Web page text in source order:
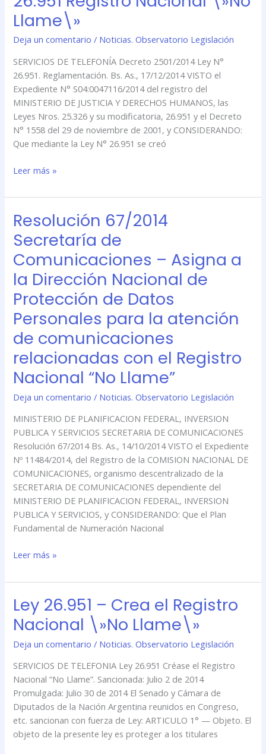
Llame\»
Deja un comentario / Noticias. Observatorio Legislación
SERVICIOS DE TELEFONÍA Decreto 2501/2014 Ley N°
26.951. Reglamentación. Bs. As., 17/12/2014 VISTO el
Expediente N° S04:0047116/2014 del registro del
MINISTERIO DE JUSTICIA Y DERECHOS HUMANOS, las
Leyes Nros. 25.326 y su modificatoria, 26.951 y el Decreto
N° 1558 del 29 de noviembre de 2001, y CONSIDERANDO:
Que mediante la Ley N° 26.951 se creó
de
la
Ley
26.951
Registro
Nacional
\»No
Llame\»
Leer más »
Resolución 67/2014
Secretaría de
Comunicaciones – Asigna a
la Dirección Nacional de
Protección de Datos
Personales para la atención
de comunicaciones
relacionadas con el Registro
Nacional “No Llame”
Deja un comentario / Noticias. Observatorio Legislación
MINISTERIO DE PLANIFICACION FEDERAL, INVERSION
PUBLICA Y SERVICIOS SECRETARIA DE COMUNICACIONES
Resolución 67/2014 Bs. As., 14/10/2014 VISTO el Expediente
Nº 11484/2014, del Registro de la COMISION NACIONAL DE
COMUNICACIONES, organismo descentralizado de la
SECRETARIA DE COMUNICACIONES dependiente del
MINISTERIO DE PLANIFICACION FEDERAL, INVERSION
PUBLICA Y SERVICIOS, y CONSIDERANDO: Que el Plan
Fundamental de Numeración Nacional
Resolución
Secretaría
de
Comunicaciones
–
Asigna
a
la
Dirección
Nacional
de
Protección
de
Personales
para
la
atención
de
comunicaciones
relacionadas
con
el
Nacional
Llame”
Leer más »
Ley 26.951 – Crea el Registro
Nacional \»No Llame\»
Deja un comentario / Noticias. Observatorio Legislación
SERVICIOS DE TELEFONIA Ley 26.951 Créase el Registro
Nacional “No Llame”. Sancionada: Julio 2 de 2014
Promulgada: Julio 30 de 2014 El Senado y Cámara de
Diputados de la Nación Argentina reunidos en Congreso,
etc. sancionan con fuerza de Ley: ARTICULO 1° — Objeto. El
objeto de la presente ley es proteger a los titulares
Ley
26.951
–
Crea
Registro
Nacional
\»No
Llame\»